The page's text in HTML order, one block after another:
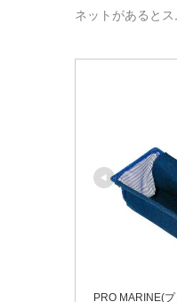
ネットがあると
PRO MARINE(